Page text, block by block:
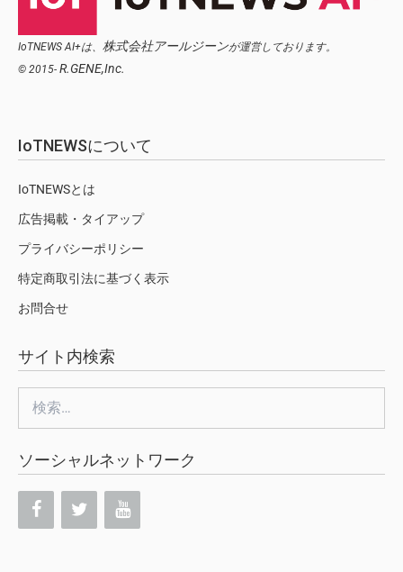
IoTNEWS AI+は、 株式会社アールジーンが運営しております。
© 2015- R.GENE,Inc.
IoTNEWSについて
IoTNEWSとは
広告掲載・タイアップ
プライバシーポリシー
特定商取引法に基づく表示
お問合せ
サイト内検索
索:
ソーシャルネットワーク